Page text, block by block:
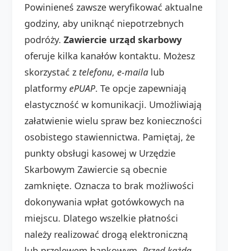
Powinieneś zawsze weryfikować aktualne
godziny, aby uniknąć niepotrzebnych
podróży. Zawiercie urząd skarbowy
oferuje kilka kanałów kontaktu. Możesz
skorzystać z telefonu, e-maila lub
platformy ePUAP. Te opcje zapewniają
elastyczność w komunikacji. Umożliwiają
załatwienie wielu spraw bez konieczności
osobistego stawiennictwa. Pamiętaj, że
punkty obsługi kasowej w Urzędzie
Skarbowym Zawiercie są obecnie
zamknięte. Oznacza to brak możliwości
dokonywania wpłat gotówkowych na
miejscu. Dlatego wszelkie płatności
należy realizować drogą elektroniczną